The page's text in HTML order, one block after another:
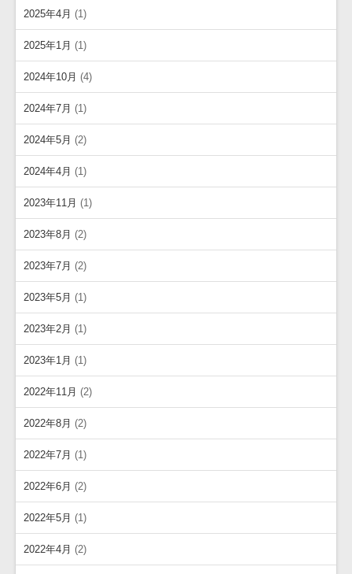
2025年4月 (1)
2025年1月 (1)
2024年10月 (4)
2024年7月 (1)
2024年5月 (2)
2024年4月 (1)
2023年11月 (1)
2023年8月 (2)
2023年7月 (2)
2023年5月 (1)
2023年2月 (1)
2023年1月 (1)
2022年11月 (2)
2022年8月 (2)
2022年7月 (1)
2022年6月 (2)
2022年5月 (1)
2022年4月 (2)